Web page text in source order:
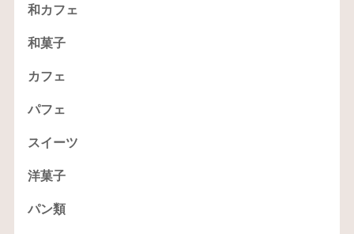
和カフェ
和菓子
カフェ
パフェ
スイーツ
洋菓子
パン類